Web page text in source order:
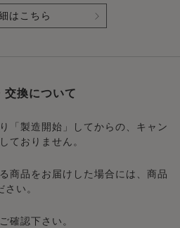
はこちら
交換について
「製造開始」してからの、キャン
ておりません。
商品をお届けした場合には、商品
い。
確認下さい。